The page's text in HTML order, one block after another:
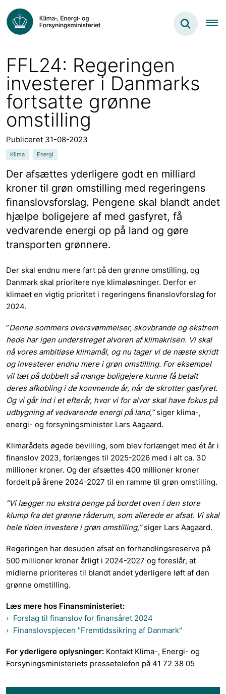
FFL24: Regeringen
investerer i Danmarks
fortsatte grønne
omstilling
Publiceret 31-08-2023
Klima Energi
Der afsættes yderligere godt en milliard
kroner til grøn omstilling med regeringens
finanslovsforslag. Pengene skal blandt andet
hjælpe boligejere af med gasfyret, få
vedvarende energi op på land og gøre
transporten grønnere.
Der skal endnu mere fart på den grønne omstilling, og
Danmark skal prioritere nye klimaløsninger. Derfor er
klimaet en vigtig prioritet i regeringens finanslovforslag for
2024.
”Denne sommers oversvømmelser, skovbrande og ekstrem
hede har igen understreget alvoren af klimakrisen. Vi skal
nå vores ambitiøse klimamål, og nu tager vi de næste skridt
og investerer endnu mere i grøn omstilling. For eksempel
vil tæt på dobbelt så mange boligejere kunne få betalt
deres afkobling i de kommende år, når de skrotter gasfyret.
Og vi går ind i et efterår, hvor vi for alvor skal have fokus på
udbygning af vedvarende energi på land,”siger klima-,
energi- og forsyningsminister Lars Aagaard.
Klimarådets øgede bevilling, som blev forlænget med ét år i
finanslov 2023, forlænges til 2025-2026 med i alt ca. 30
millioner kroner. Og der afsættes 400 millioner kroner
fordelt på årene 2024-2027 til en ramme til grøn omstilling.
”Vi lægger nu ekstra penge på bordet oven i den store
klump fra det grønne råderum, som allerede er afsat. Vi skal
hele tiden investere i grøn omstilling,”siger Lars Aagaard.
Regeringen har desuden afsat en forhandlingsreserve på
500 millioner kroner årligt i 2024-2027 og foreslår, at
midlerne prioriteres til blandt andet yderligere løft af den
grønne omstilling.
Læs mere hos Finansministeriet:
Forslag til finanslov for finansåret 2024
Finanslovspjecen "Fremtidssikring af Danmark"
For yderligere oplysninger: Kontakt Klima-, Energi- og
Forsyningsministeriets pressetelefon på 41 72 38 05